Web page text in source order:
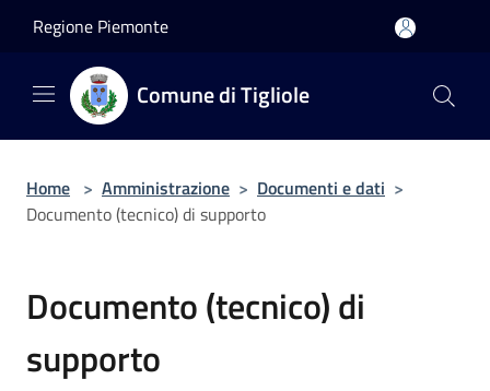
Regione Piemonte
Comune di Tigliole
Home > Amministrazione > Documenti e dati >
Documento (tecnico) di supporto
Documento (tecnico) di
supporto